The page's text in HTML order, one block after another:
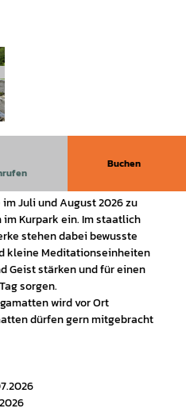
Buchen
der Natur
Juli und August 2026 zu
Kurpark ein. Im staatlich
stehen dabei bewusste
kleine Meditationseinheiten
Geist stärken und für einen
sorgen.
wird vor Ort
dürfen gern mitgebracht